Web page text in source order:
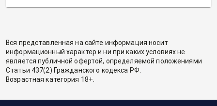
Вся представленная на сайте информация носит
информационный характер и ни при каких условиях не
является публичной офертой, определяемой положениями
Статьи 437(2) Гражданского кодекса РФ.
Возрастная категория 18+.